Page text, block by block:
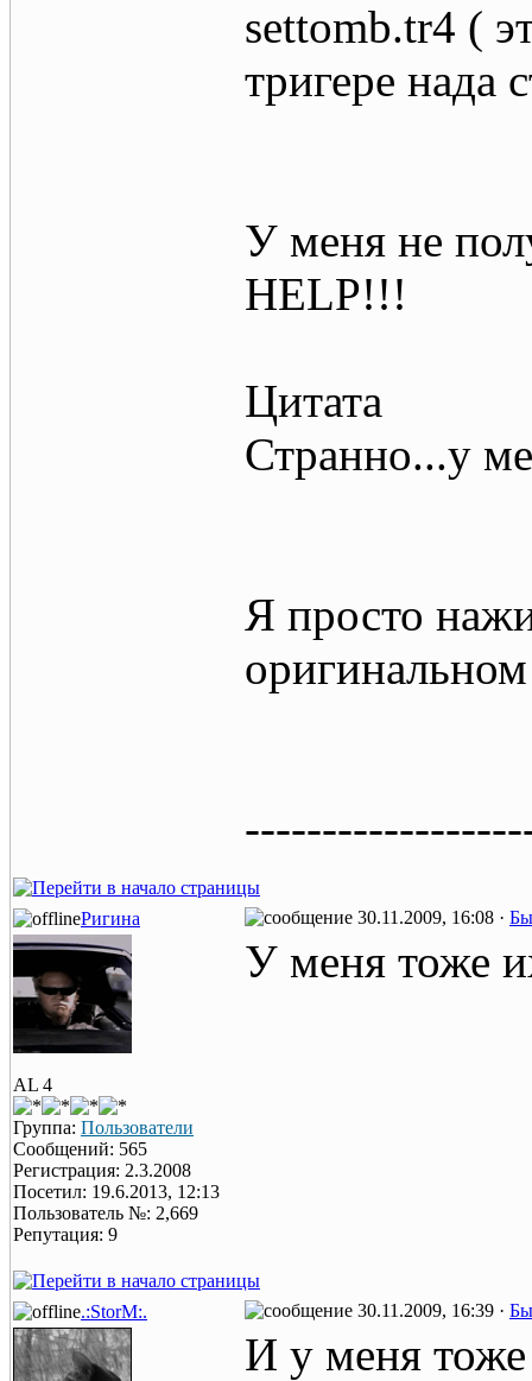
settomb.tr4 (
тригере нада
У меня не
HELP!!!
Цитата
Странно...у
Я просто
Ригина 30.11.2009, 16:08 ·
AL 4
Группа: Пользователи
Сообщений: 565
Регистрация: 2.3.2008
Посетил: 19.6.2013, 12:13
Пользователь №: 2,669
Репутация: 9
У меня тоже
.:StorM:. 30.11.2009, 16:39 ·
И у меня